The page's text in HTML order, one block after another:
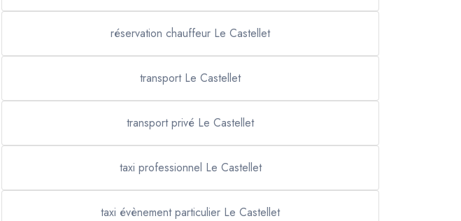
réservation chauffeur Le Castellet
transport Le Castellet
transport privé Le Castellet
taxi professionnel Le Castellet
taxi évènement particulier Le Castellet